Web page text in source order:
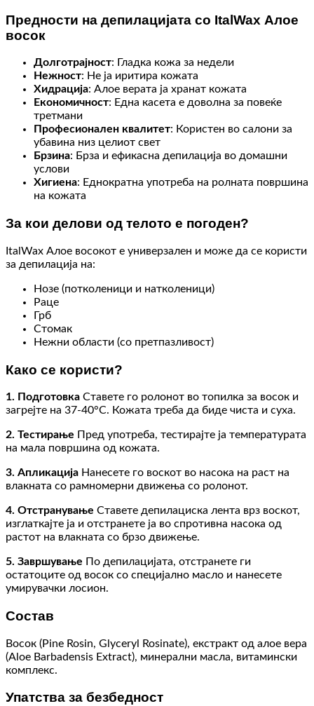
Предности на депилацијата со ItalWax Алое
восок
Долготрајност: Гладка кожа за недели
Нежност: Не ја иритира кожата
Хидрација: Алое верата ја хранат кожата
Економичност: Една касета е доволна за повеќе
третмани
Професионален квалитет: Користен во салони за
убавина низ целиот свет
Брзина: Брза и ефикасна депилација во домашни
услови
Хигиена: Еднократна употреба на ролната површина
на кожата
За кои делови од телото е погоден?
ItalWax Алое восокот е универзален и може да се користи
за депилација на:
Нозе (потколеници и натколеници)
Раце
Грб
Стомак
Нежни области (со претпазливост)
Како се користи?
1. Подготовка Ставете го ролонот во топилка за восок и
загрејте на 37-40°C. Кожата треба да биде чиста и суха.
2. Тестирање Пред употреба, тестирајте ја температурата
на мала површина од кожата.
3. Апликација Нанесете го воскот во насока на раст на
влакната со рамномерни движења со ролонот.
4. Отстранување Ставете депилациска лента врз воскот,
изглаткајте ја и отстранете ја во спротивна насока од
растот на влакната со брзо движење.
5. Завршување По депилацијата, отстранете ги
остатоците од восок со специјално масло и нанесете
умирувачки лосион.
Состав
Восок (Pine Rosin, Glyceryl Rosinate), екстракт од алое вера
(Aloe Barbadensis Extract), минерални масла, витамински
комплекс.
Упатства за безбедност